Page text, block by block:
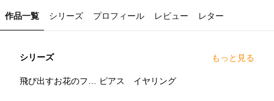
作品一覧 シリーズ プロフィール レビュー レター
シリーズ もっと見る
ピアス イヤリング